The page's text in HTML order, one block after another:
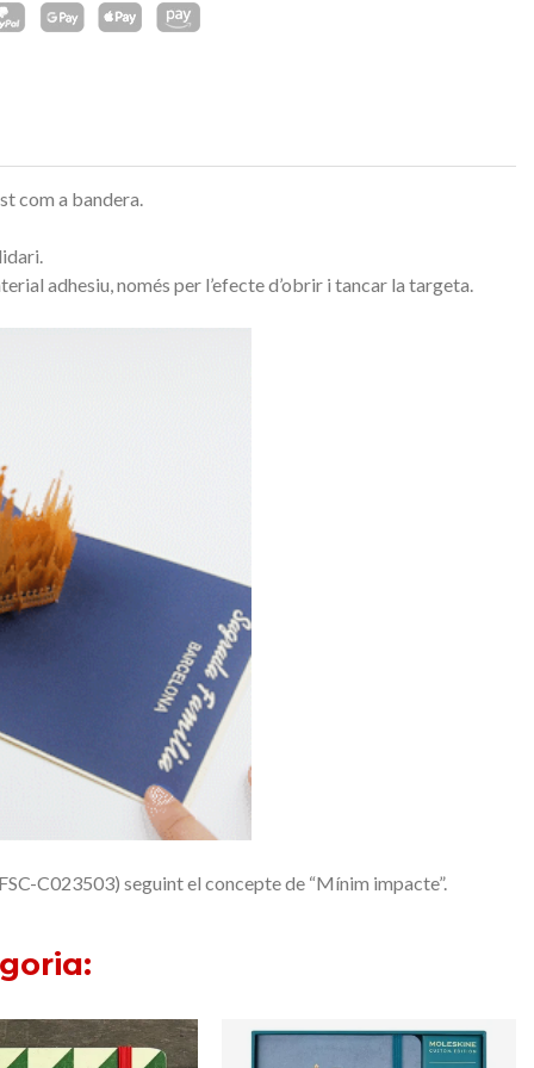
com a bandera.
adhesiu, només per l’efecte d’obrir i tancar la targeta.
C023503) seguint el concepte de “Mínim impacte”.